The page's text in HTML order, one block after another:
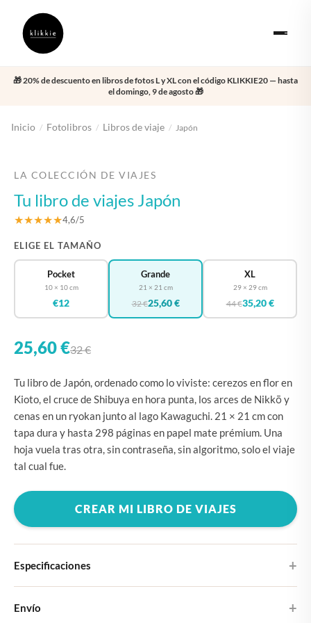
🎁 20% de descuento en libros de fotos L y XL con el código KLIKKIE20 — hasta
el domingo, 9 de agosto 🎁
Inicio / Fotolibros / Libros de viaje / Japón
LA COLECCIÓN DE VIAJES
Tu libro de viajes Japón
★★★★★4,6/5
ELIGE EL TAMAÑO
Pocket
10 × 10 cm
€12
Grande
21 × 21 cm
32 €25,60 €
XL
29 × 29 cm
44 €35,20 €
25,60 €32 €
Tu libro de Japón, ordenado como lo viviste: cerezos en flor en
Kioto, el cruce de Shibuya en hora punta, los arces de Nikkō y
cenas en un ryokan junto al lago Kawaguchi. 21 × 21 cm con
tapa dura y hasta 298 páginas en papel mate prémium. Una
hoja vuela tras otra, sin contraseña, sin algoritmo, solo el viaje
tal cual fue.
CREAR MI LIBRO DE VIAJES
Especificaciones
Elige entre cuatro diseños de portada
Envío